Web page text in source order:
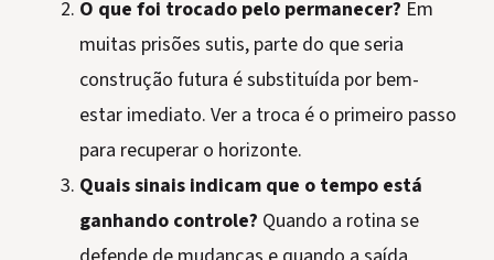
O que foi trocado pelo permanecer? Em
muitas prisões sutis, parte do que seria
construção futura é substituída por bem-
estar imediato. Ver a troca é o primeiro passo
para recuperar o horizonte.
Quais sinais indicam que o tempo está
ganhando controle? Quando a rotina se